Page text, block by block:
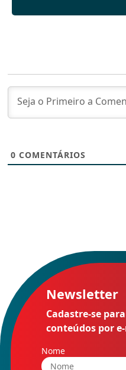
0 COMENTÁRIOS
Newsletter
Cadastre-se
conteúdos por
Nome